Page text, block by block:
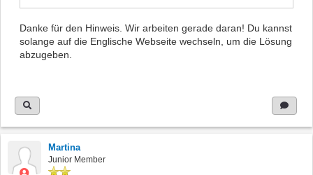
Danke für den Hinweis. Wir arbeiten gerade daran! Du kannst
solange auf die Englische Webseite wechseln, um die Lösung
abzugeben.
Martina
Junior Member